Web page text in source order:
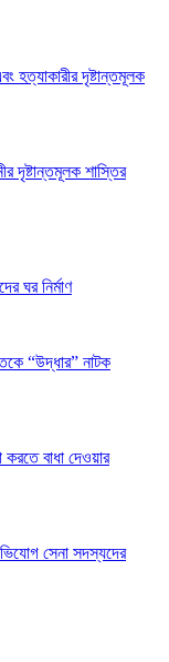
হত্যাকারীর দৃষ্টান্তমূলক
দৃষ্টান্তমূলক শাস্তির
ঘর নির্মাণ
“উদ্ধার” নাটক
বাধা দেওয়ার
সেনা সদস্যদের